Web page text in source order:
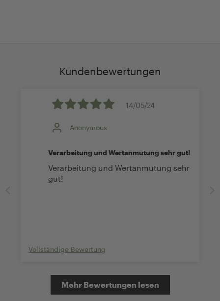
Kundenbewertungen
14/05/24
Anonymous
Verarbeitung und Wertanmutung sehr gut!
Verarbeitung und Wertanmutung sehr
gut!
Vollständige Bewertung
Mehr Bewertungen lesen